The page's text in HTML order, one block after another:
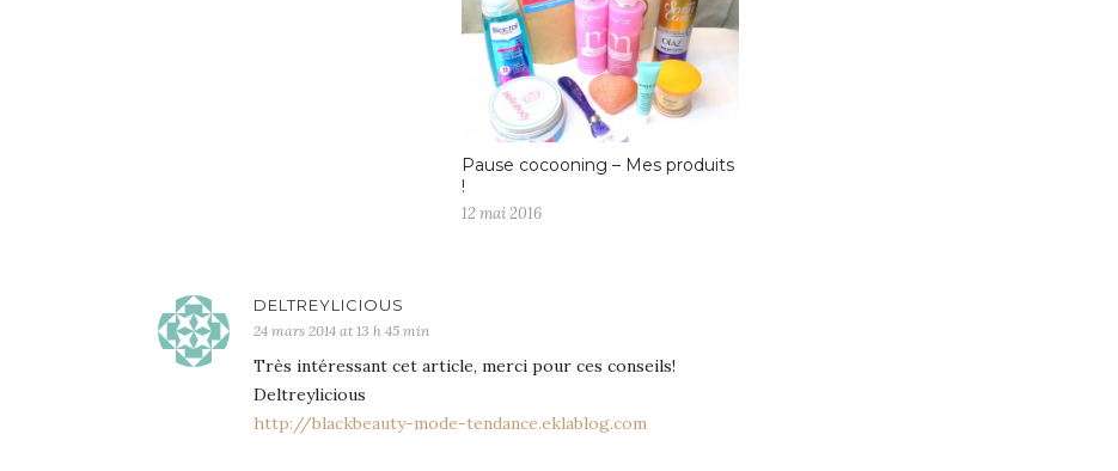
Pause cocooning – Mes produits
!
12 mai 2016
DELTREYLICIOUS
24 mars 2014 at 13 h 45 min
Très intéressant cet article, merci pour ces conseils!
Deltreylicious
http://blackbeauty-mode-tendance.eklablog.com